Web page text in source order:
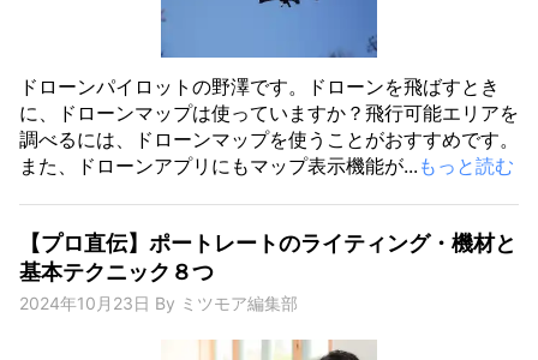
ドローンパイロットの野澤です。ドローンを飛ばすとき
に、ドローンマップは使っていますか？飛行可能エリアを
調べるには、ドローンマップを使うことがおすすめです。
また、ドローンアプリにもマップ表示機能が... もっと読む
【プロ直伝】ポートレートのライティング・機材と
基本テクニック８つ
2024年10月23日 By ミツモア編集部